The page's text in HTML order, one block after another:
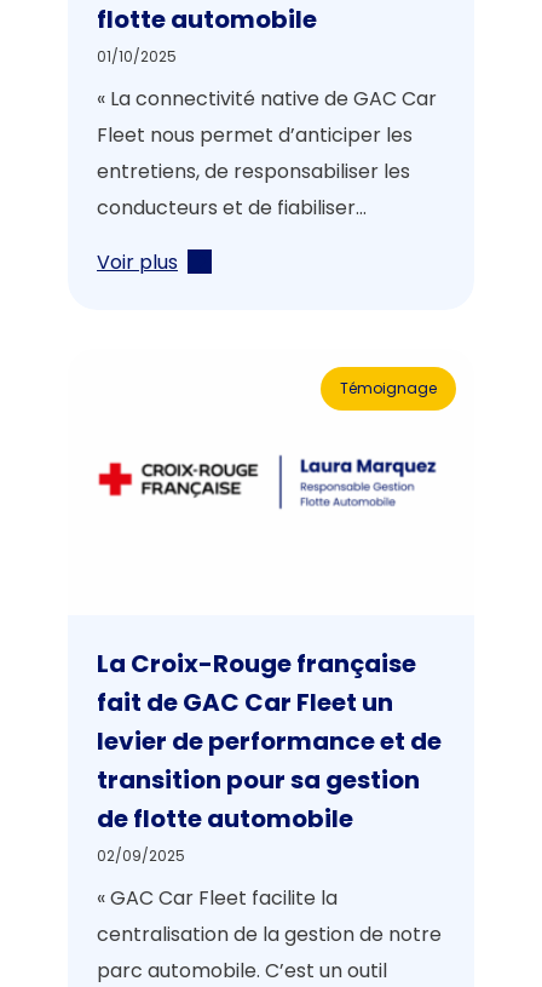
flotte automobile
01/10/2025
« La connectivité native de GAC Car
Fleet nous permet d’anticiper les
entretiens, de responsabiliser les
conducteurs et de fiabiliser...
Voir plus
Témoignage
La Croix-Rouge française
fait de GAC Car Fleet un
levier de performance et de
transition pour sa gestion
de flotte automobile
02/09/2025
« GAC Car Fleet facilite la
centralisation de la gestion de notre
parc automobile. C’est un outil